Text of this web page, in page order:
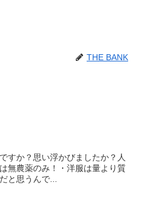
THE BANK
すか？思い浮かびましたか？人
無農薬のみ！・洋服は量より質
と思うんで...